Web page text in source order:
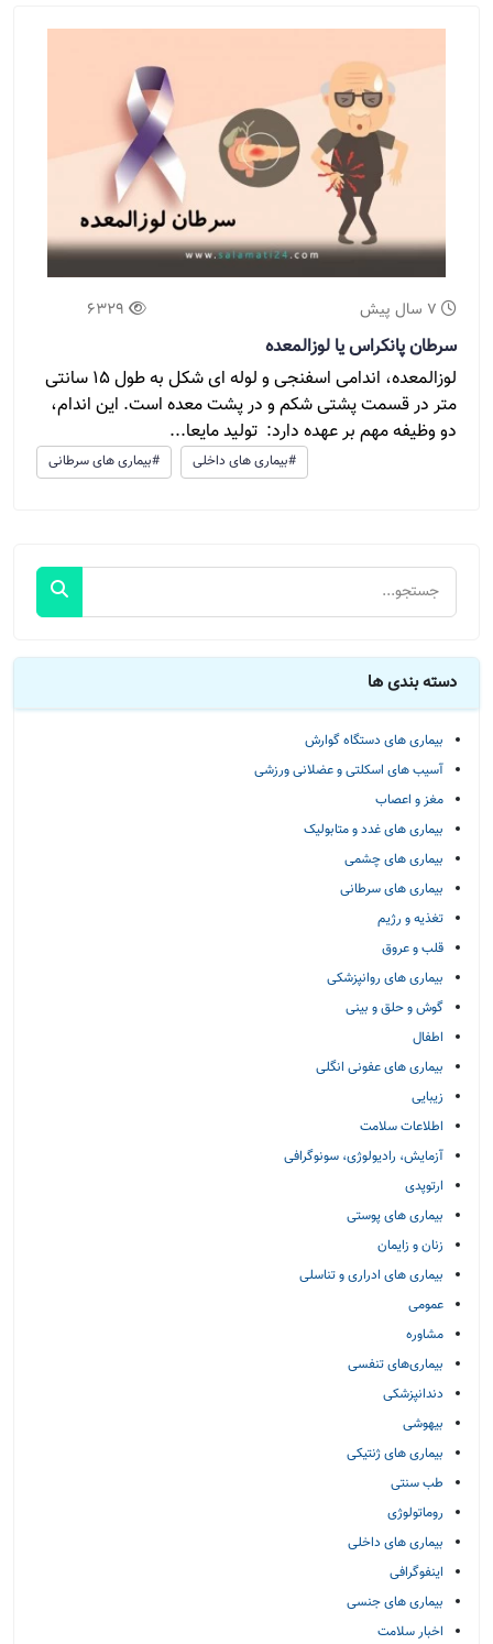
7 سال پیش 6329
سرطان پانکراس یا لوزالمعده
لوزالمعده، اندامی اسفنجی و لوله ای شکل به طول 15 سانتی
متر در قسمت پشتی شکم و در پشت معده است. این اندام،
دو وظیفه مهم بر عهده دارد: تولید مایعا...
#بیماری های سرطانی #بیماری های داخلی
دسته بندی ها
بیماری های دستگاه گوارش
آسیب های اسکلتی و عضلانی ورزشی
مغز و اعصاب
بیماری های غدد و متابولیک
بیماری های چشمی
بیماری های سرطانی
تغذیه و رژیم
قلب و عروق
بیماری های روانپزشکی
گوش و حلق و بینی
اطفال
بیماری های عفونی انگلی
زیبایی
اطلاعات سلامت
آزمایش، رادیولوژی، سونوگرافی
ارتوپدی
بیماری های پوستی
زنان و زایمان
بیماری های ادراری و تناسلی
عمومی
مشاوره
بیماری‌های تنفسی
دندانپزشکی
بیهوشی
بیماری های ژنتیکی
طب سنتی
روماتولوژی
بیماری های داخلی
اینفوگرافی
بیماری های جنسی
اخبار سلامت